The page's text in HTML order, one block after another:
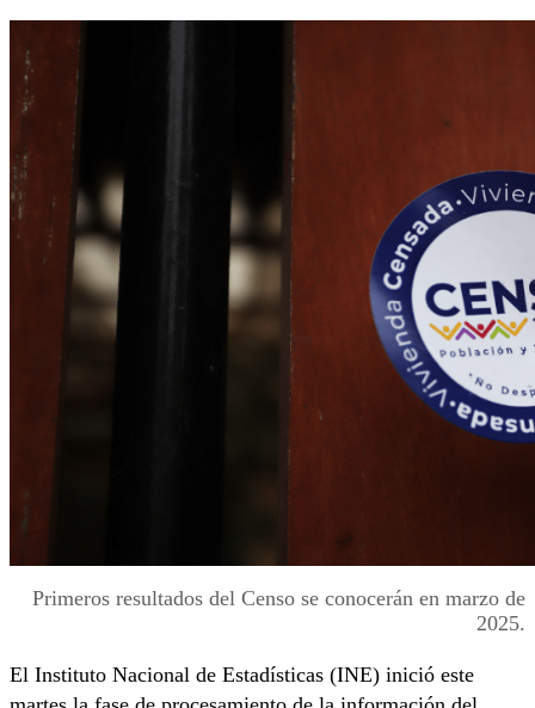
Primeros resultados del Censo se conocerán en marzo de
2025.
El Instituto Nacional de Estadísticas (INE) inició este